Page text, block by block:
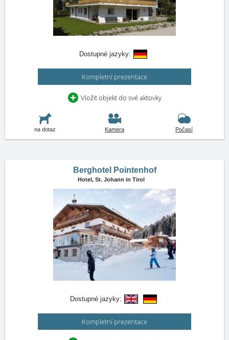
Dostupné jazyky:
Kompletní prezentace
Vložit objekt do své aktovky
na dotaz Kamera Počasí
Berghotel Pointenhof
Hotel, St. Johann in Tirol
Dostupné jazyky:
Kompletní prezentace